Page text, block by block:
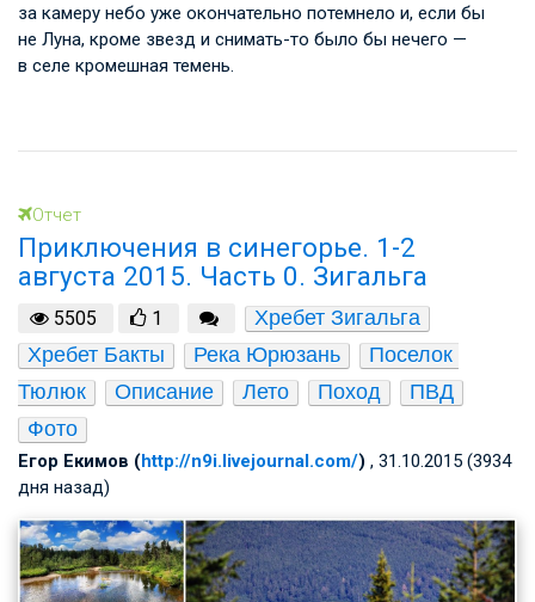
за камеру небо уже окончательно потемнело и, если бы
не Луна, кроме звезд и снимать-то было бы нечего —
в селе кромешная темень.
Отчет
Приключения в синегорье. 1-2
августа 2015. Часть 0. Зигальга
5505 1
Хребет Зигальга
Хребет Бакты
Река Юрюзань
Поселок
Тюлюк
Описание Лето Поход
ПВД
Фото
Егор Екимов (http://n9i.livejournal.com/) , 31.10.2015 (3934
дня назад)